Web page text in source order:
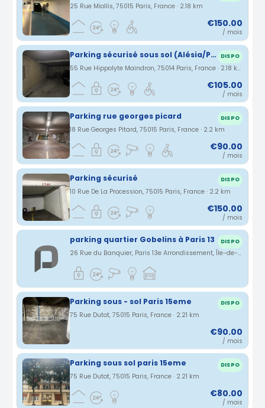
25 Rue Miollis, 75015 Paris, France · 2.18 km
€150.00
/ mois
Parking sécurisé sous sol (Alésia/Pernety), accès avec monte-voiture DISPO
55 Rue Hippolyte Maindron, 75014 Paris, France · 2.18 km
€105.00
/ mois
Parking rue georges picard DISPO
18 Rue Georges Pitard, 75015 Paris, France · 2.2 km
€90.00
/ mois
Parking sécurisé DISPO
10 Rue De La Procession, 75015 Paris, France · 2.2 km
€150.00
/ mois
parking quartier Gobelins à Paris 13 DISPO
26 Rue du Banquier, Paris 13e Arrondissement, Île-de-France, France · 2.2 km
Parking sous - sol Paris 15eme DISPO
75 Rue Dutot, 75015 Paris, France · 2.21 km
€90.00
/ mois
Parking sous sol paris 15eme DISPO
75 Rue Dutot, 75015 Paris, France · 2.21 km
€80.00
/ mois